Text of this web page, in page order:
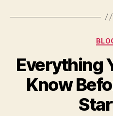
Everything
Know